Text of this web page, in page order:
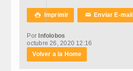
 Imprimir ✉Enviar E-mail
PorInfolobos
octubre 26, 2020 12:16
Volver a la Home